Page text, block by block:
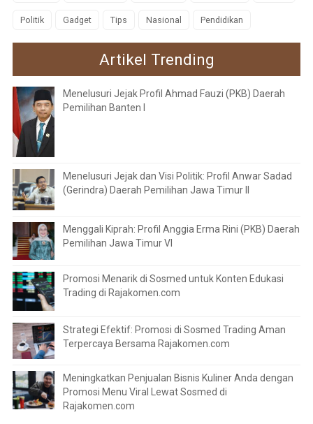
Politik Gadget Tips Nasional Pendidikan
Artikel Trending
Menelusuri Jejak Profil Ahmad Fauzi (PKB) Daerah
Pemilihan Banten I
Menelusuri Jejak dan Visi Politik: Profil Anwar Sadad
(Gerindra) Daerah Pemilihan Jawa Timur II
Menggali Kiprah: Profil Anggia Erma Rini (PKB) Daerah
Pemilihan Jawa Timur VI
Promosi Menarik di Sosmed untuk Konten Edukasi
Trading di Rajakomen.com
Strategi Efektif: Promosi di Sosmed Trading Aman
Terpercaya Bersama Rajakomen.com
Meningkatkan Penjualan Bisnis Kuliner Anda dengan
Promosi Menu Viral Lewat Sosmed di
Rajakomen.com